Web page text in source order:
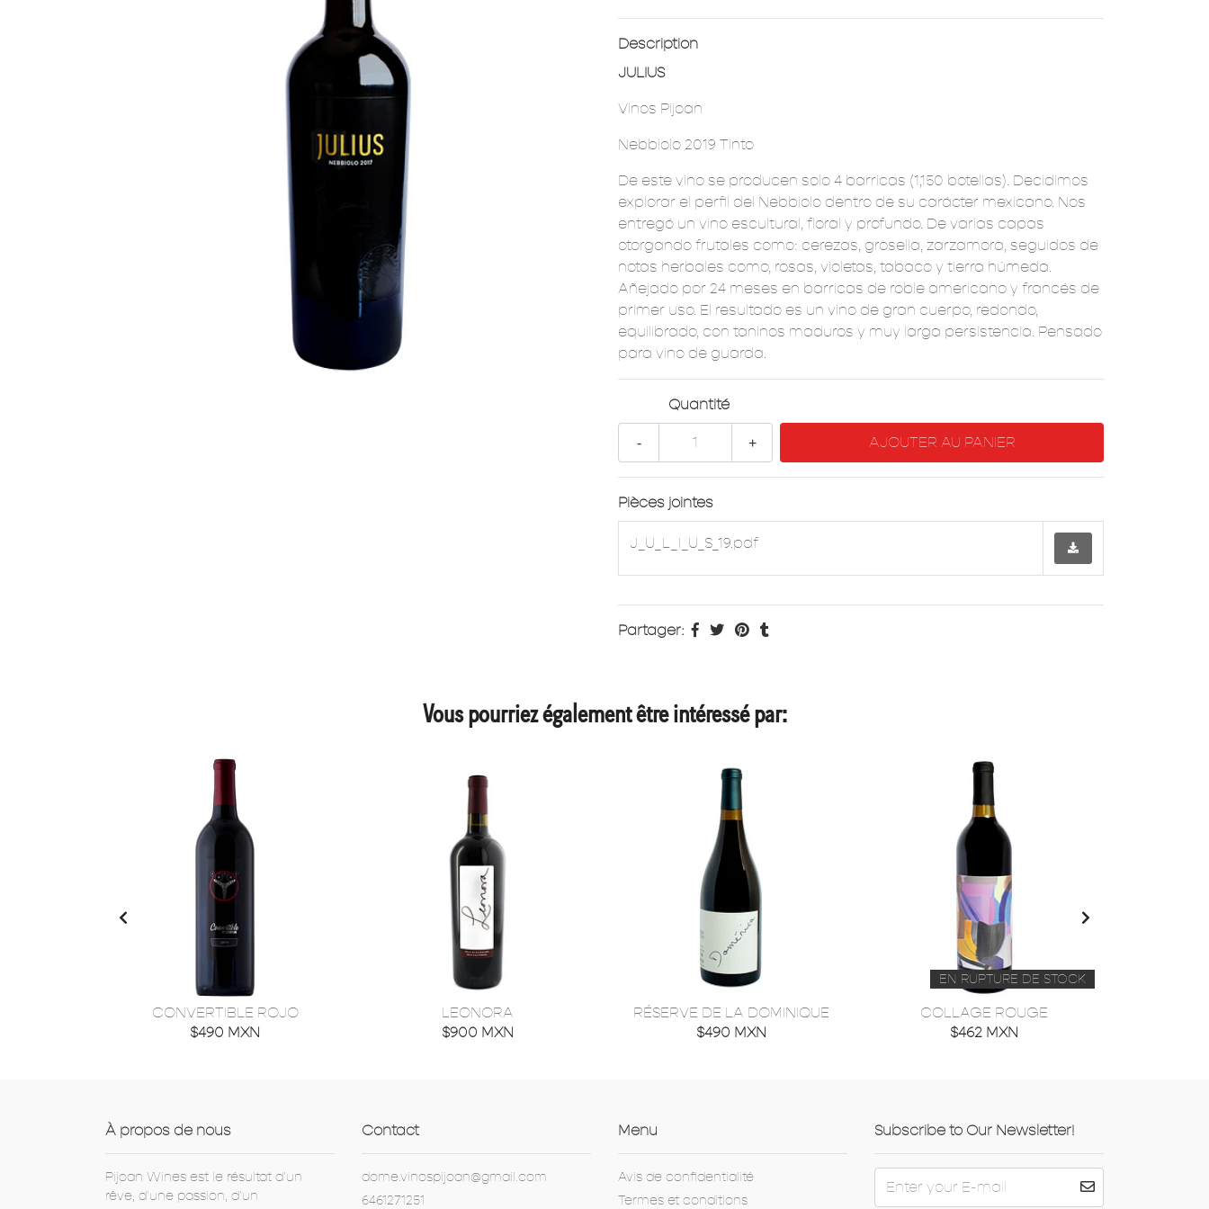
Description
JULIUS
Vinos Pijoan
Nebbiolo 2019 Tinto
De este vino se producen solo 4 barricas (1,150 botellas). Decidimos
explorar el perfil del Nebbiolo dentro de su carácter mexicano. Nos
entregó un vino escultural, floral y profundo. De varias capas
otorgando frutales como: cerezas, grosella, zarzamora, seguidos de
notas herbales como, rosas, violetas, tabaco y tierra húmeda.
Añejado por 24 meses en barricas de roble americano y francés de
primer uso. El resultado es un vino de gran cuerpo, redondo,
equilibrado, con taninos maduros y muy larga persistencia. Pensado
para vino de guarda.
Quantité
+
-
Pièces jointes
J_U_L_I_U_S_19.pdf
Partager:
Vous pourriez également être intéressé par:
CONVERTIBLE ROJO
$490 MXN
LEONORA
$900 MXN
RÉSERVE DE LA DOMINIQUE
$490 MXN
EN RUPTURE DE STOCK
COLLAGE ROUGE
$462 MXN
À propos de nous
Pijoan Wines est le résultat d'un
rêve, d'une passion, d'un
Contact
dome.vinospijoan@gmail.com
6461271251
Menu
Avis de confidentialité
Termes et conditions
Subscribe to Our Newsletter!